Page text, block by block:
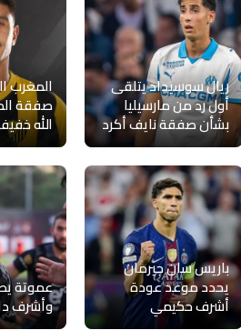
ريال سوسيداد يتلقى
أول رد من مارسيليا
بشأن صفقة نايف أكرد
المغرب
صفقة
الله
باريس سان جيرمان
يحدد موعد عودة
أشرف حكيمي
عموتة
وأشرف